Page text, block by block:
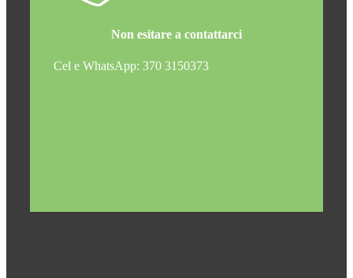
Non esitare a contattarci
Cel e WhatsApp: 370 3150373